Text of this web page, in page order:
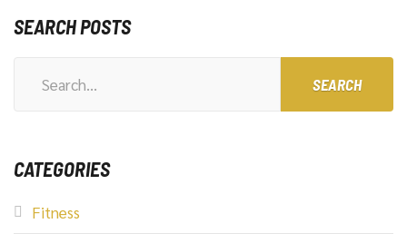
SEARCH POSTS
CATEGORIES
Fitness